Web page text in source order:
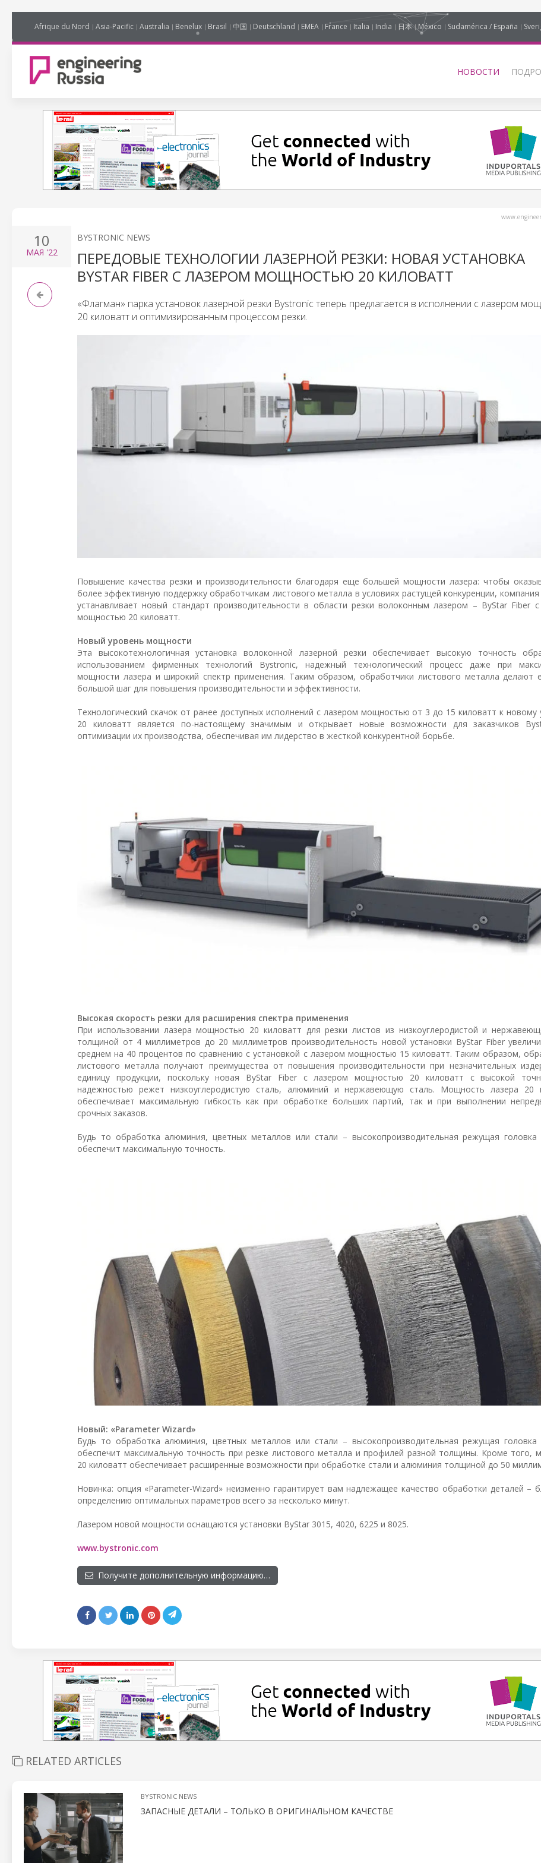
Afrique du Nord Asia-Pacific Australia Benelux Brasil 中国 Deutschland EMEA France Italia India 日本 México Sudamérica / España
НОВОСТИ
10
МАЯ '22
BYSTRONIC NEWS
ПЕРЕДОВЫЕ ТЕХНОЛОГИИ ЛАЗЕРНОЙ РЕЗКИ: НОВАЯ УСТАНОВКА
BYSTAR FIBER С ЛАЗЕРОМ МОЩНОСТЬЮ 20 КИЛОВАТТ
«Флагман» парка установок лазерной резки Bystronic теперь предлагается в исполнении с лазером
20 киловатт и оптимизированным процессом резки.
Повышение качества резки и производительности благодаря еще большей мощности лазера: чтобы
более эффективную поддержку обработчикам листового металла в условиях растущей конкуренции,
устанавливает новый стандарт производительности в области резки волоконным лазером – ByStar Fiber
мощностью 20 киловатт.
Новый уровень мощности
Эта высокотехнологичная установка волоконной лазерной резки обеспечивает высокую точность
использованием фирменных технологий Bystronic, надежный технологический процесс даже при
мощности лазера и широкий спектр применения. Таким образом, обработчики листового металла делают
большой шаг для повышения производительности и эффективности.
Технологический скачок от ранее доступных исполнений с лазером мощностью от 3 до 15 киловатт к новому
20 киловатт является по-настоящему значимым и открывает новые возможности для заказчиков
оптимизации их производства, обеспечивая им лидерство в жесткой конкурентной борьбе.
Высокая скорость резки для расширения спектра применения
При использовании лазера мощностью 20 киловатт для резки листов из низкоуглеродистой и
толщиной от 4 миллиметров до 20 миллиметров производительность новой установки ByStar Fiber
среднем на 40 процентов по сравнению с установкой с лазером мощностью 15 киловатт. Таким образом,
листового металла получают преимущества от повышения производительности при незначительных
единицу продукции, поскольку новая ByStar Fiber с лазером мощностью 20 киловатт с высокой
надежностью режет низкоуглеродистую сталь, алюминий и нержавеющую сталь. Мощность лазера 20
обеспечивает максимальную гибкость как при обработке больших партий, так и при выполнении
срочных заказов.
Будь то обработка алюминия, цветных металлов или стали – высокопроизводительная режущая головка
обеспечит максимальную точность.
Новый: «Parameter Wizard»
Будь то обработка алюминия, цветных металлов или стали – высокопроизводительная режущая головка
обеспечит максимальную точность при резке листового металла и профилей разной толщины. Кроме того,
20 киловатт обеспечивает расширенные возможности при обработке стали и алюминия толщиной до 50
Новинка: опция «Parameter-Wizard» неизменно гарантирует вам надлежащее качество обработки деталей –
определению оптимальных параметров всего за несколько минут.
Лазером новой мощности оснащаются установки ByStar 3015, 4020, 6225 и 8025.
www.bystronic.com
Получите дополнительную информацию…
RELATED ARTICLES
BYSTRONIC NEWS
ЗАПАСНЫЕ ДЕТАЛИ – ТОЛЬКО В ОРИГИНАЛЬНОМ КАЧЕСТВЕ